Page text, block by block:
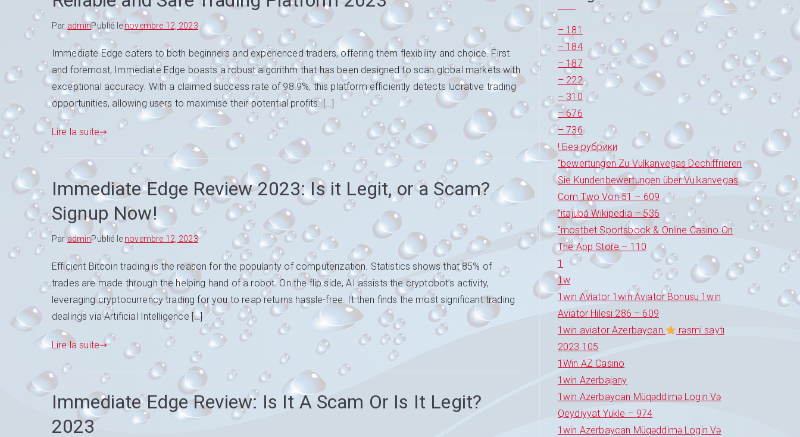
Par adminPublié le novembre 12, 2023
Immediate Edge caters to both beginners and experienced traders, offering them flexibility and choice. First
and foremost, Immediate Edge boasts a robust algorithm that has been designed to scan global markets with
exceptional accuracy. With a claimed success rate of 98.9%, this platform efficiently detects lucrative trading
opportunities, allowing users to maximise their potential profits. […]
Lire la suite
Immediate Edge Review 2023: Is it Legit, or a Scam?
Signup Now!
ParadminPublié le novembre 12, 2023
Efficient Bitcoin trading is the reason for the popularity of computerization. Statistics shows that 85% of
trades are made through the helping hand of a robot. On the flip side, AI assists the cryptobot’s activity,
leveraging cryptocurrency trading for you to reap returns hassle-free. It then finds the most significant trading
dealings via Artificial Intelligence […]
Lire la suite
Immediate Edge Review: Is It A Scam Or Is It Legit?
2023
– 181
– 184
– 187
– 222
– 310
– 676
– 736
! Без рубрики
"bewertungen Zu Vulkanvegas Dechiffrieren
Sie Kundenbewertungen über Vulkanvegas
Com Two Von 51 – 609
"itajubá Wikipedia – 536
"‎mostbet Sportsbook & Online Casino On
The App Store – 110
1
1w
1win Aviator 1win Aviator Bonusu 1win
Aviator Hilesi 286 – 609
1win aviator Azerbaycan
rəsmi saytı
2023 105
1Win AZ Casino
1win Azerbajany
1win Azerbaycan Müqəddimə Login Və
Qeydiyyat Yukle – 974
1win Azerbaycan Müqəddimə Login Və